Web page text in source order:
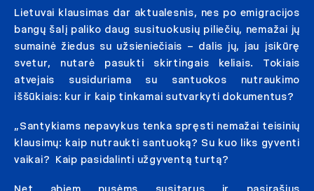
Lietuvai klausimas dar aktualesnis, nes po emigracijos
bangų šalį paliko daug susituokusių piliečių, nemažai jų
sumainė žiedus su užsieniečiais – dalis jų, jau įsikūrę
svetur, nutarė pasukti skirtingais keliais. Tokiais
atvejais susiduriama su santuokos nutraukimo
iššūkiais: kur ir kaip tinkamai sutvarkyti dokumentus?
„Santykiams nepavykus tenka spręsti nemažai teisinių
klausimų: kaip nutraukti santuoką? Su kuo liks gyventi
vaikai? Kaip pasidalinti užgyventą turtą?